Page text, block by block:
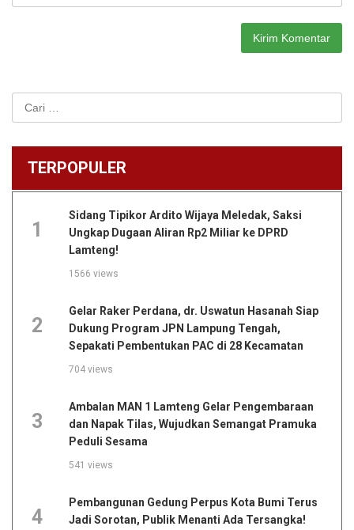
TERPOPULER
1
Sidang Tipikor Ardito Wijaya Meledak, Saksi
Ungkap Dugaan Aliran Rp2 Miliar ke DPRD
Lamteng!
1566 views
2
Gelar Raker Perdana, dr. Uswatun Hasanah Siap
Dukung Program JPN Lampung Tengah,
Sepakati Pembentukan PAC di 28 Kecamatan
704 views
3
Ambalan MAN 1 Lamteng Gelar Pengembaraan
dan Napak Tilas, Wujudkan Semangat Pramuka
Peduli Sesama
541 views
4
Pembangunan Gedung Perpus Kota Bumi Terus
Jadi Sorotan, Publik Menanti Ada Tersangka!